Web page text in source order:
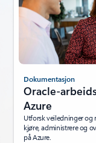
Dokumentasjon
Oracle-
Azure
Utforsk veiledninger og
kjøre, administrere og
på Azure.